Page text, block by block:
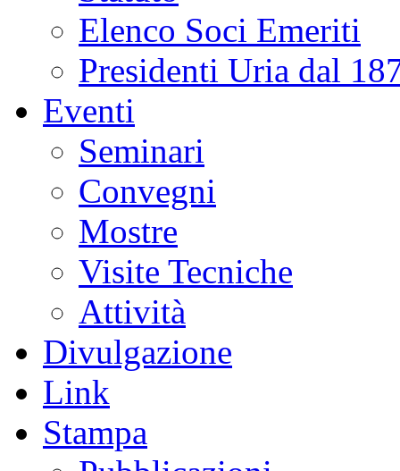
Elenco Soci Emeriti
Presidenti Uria dal
Eventi
Seminari
Convegni
Mostre
Visite Tecniche
Attività
Divulgazione
Link
Stampa